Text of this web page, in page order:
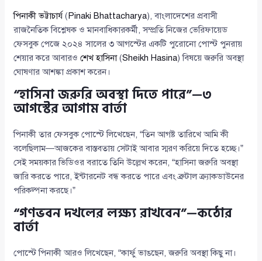
পিনাকী ভট্টাচার্য ( Pinaki Bhattacharya), বাংলাদেশের প্রবাসী
রাজনৈতিক বিশ্লেষক ও মানবাধিকারকর্মী, সম্প্রতি নিজের ভেরিফায়েড
ফেসবুক পেজে ২০২৪ সালের ৩ আগস্টের একটি পুরোনো পোস্ট পুনরায়
শেয়ার করে আবারওশেখ হাসিনা(Sheikh Hasina) বিষয়ে জরুরি অবস্থা
ঘোষণার আশঙ্কা প্রকাশ করেন।
“হাসিনা জরুরি অবস্থা দিতে পারে”—৩
আগস্টের আগাম বার্তা
পিনাকী তার ফেসবুক পোস্টে লিখেছেন, “তিন আগষ্ট তারিখে আমি কী
বলেছিলাম—আজকের বাস্তবতায় সেটাই আবার স্মরণ করিয়ে দিতে হচ্ছে।”
সেই সময়কার ভিডিওর বরাতে তিনি উল্লেখ করেন, “হাসিনা জরুরি অবস্থা
জারি করতে পারে, ইন্টারনেট বন্ধ করতে পারে এবং ব্রুটাল ক্র্যাকডাউনের
পরিকল্পনা করছে।”
“গণভবন দখলের লক্ষ্য রাখবেন”—কঠোর
বার্তা
পোস্টে পিনাকী আরও লিখেছেন, “কার্ফু ভাঙছেন, জরুরি অবস্থা কিছু না।